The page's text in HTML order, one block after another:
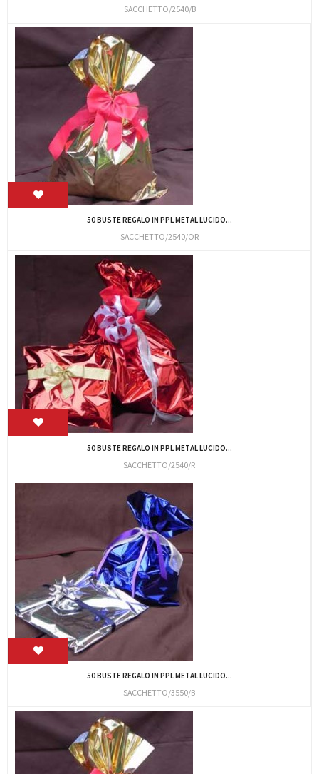
SACCHETTO/2540/B
50 BUSTE REGALO IN PPL METAL LUCIDO...
SACCHETTO/2540/OR
50 BUSTE REGALO IN PPL METAL LUCIDO...
SACCHETTO/2540/R
50 BUSTE REGALO IN PPL METAL LUCIDO...
SACCHETTO/3550/B